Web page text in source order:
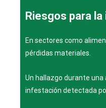
Riesgos para
En sectores como
pérdidas materiales.
Un hallazgo durante
infestación detectada